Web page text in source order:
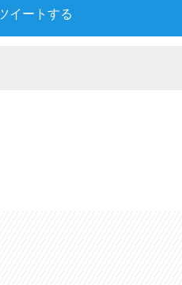
イートする